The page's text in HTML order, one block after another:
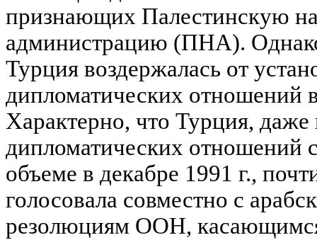
признающих Палестинскую
администрацию (ПНА).
Турция воздержалась от
дипломатических отношений
Характерно, что Турция, даже
дипломатических отношений
объеме в декабре 1991 г.,
голосовала совместно с
резолюциям ООН,